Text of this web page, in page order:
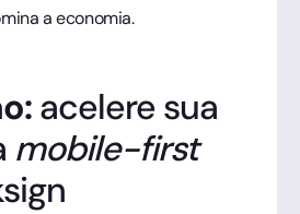
a economia.
acelere sua
mobile-first